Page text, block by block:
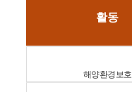
활동
해양환경보호